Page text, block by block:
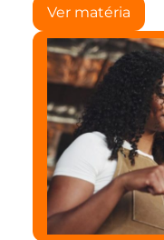
Ver matéria